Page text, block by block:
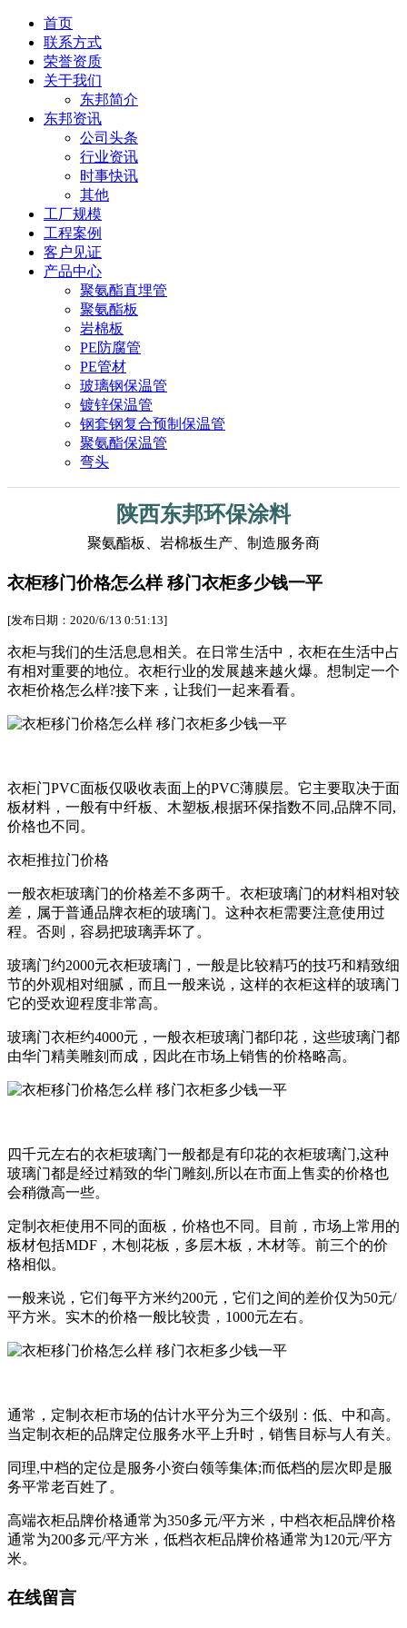
首页
联系方式
荣誉资质
关于我们
东邦简介
东邦资讯
公司头条
行业资讯
时事快讯
其他
工厂规模
工程案例
客户见证
产品中心
聚氨酯直埋管
聚氨酯板
岩棉板
PE防腐管
PE管材
玻璃钢保温管
镀锌保温管
钢套钢复合预制保温管
聚氨酯保温管
弯头
陕西东邦环保涂料
聚氨酯板、岩棉板生产、制造服务商
衣柜移门价格怎么样 移门衣柜多少钱一平
[发布日期：2020/6/13 0:51:13]
衣柜与我们的生活息息相关。在日常生活中，衣柜在生活中占
有相对重要的地位。衣柜行业的发展越来越火爆。想制定一个
衣柜价格怎么样?接下来，让我们一起来看看。
衣柜门PVC面板仅吸收表面上的PVC薄膜层。它主要取决于面
板材料，一般有中纤板、木塑板,根据环保指数不同,品牌不同,
价格也不同。
衣柜推拉门价格
一般衣柜玻璃门的价格差不多两千。衣柜玻璃门的材料相对较
差，属于普通品牌衣柜的玻璃门。这种衣柜需要注意使用过
程。否则，容易把玻璃弄坏了。
玻璃门约2000元衣柜玻璃门，一般是比较精巧的技巧和精致细
节的外观相对细腻，而且一般来说，这样的衣柜这样的玻璃门
它的受欢迎程度非常高。
玻璃门衣柜约4000元，一般衣柜玻璃门都印花，这些玻璃门都
由华门精美雕刻而成，因此在市场上销售的价格略高。
四千元左右的衣柜玻璃门一般都是有印花的衣柜玻璃门,这种
玻璃门都是经过精致的华门雕刻,所以在市面上售卖的价格也
会稍微高一些。
定制衣柜使用不同的面板，价格也不同。目前，市场上常用的
板材包括MDF，木刨花板，多层木板，木材等。前三个的价
格相似。
一般来说，它们每平方米约200元，它们之间的差价仅为50元/
平方米。实木的价格一般比较贵，1000元左右。
通常，定制衣柜市场的估计水平分为三个级别：低、中和高。
当定制衣柜的品牌定位服务水平上升时，销售目标与人有关。
同理,中档的定位是服务小资白领等集体;而低档的层次即是服
务平常老百姓了。
高端衣柜品牌价格通常为350多元/平方米，中档衣柜品牌价格
通常为200多元/平方米，低档衣柜品牌价格通常为120元/平方
米。
在线留言